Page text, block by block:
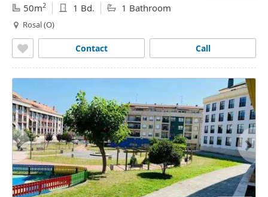
50m2 1 Bd. 1 Bathroom
Rosal (O)
Call
Contact